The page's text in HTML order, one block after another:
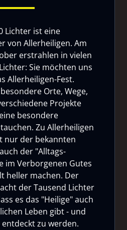
Lichter ist eine
von Allerheiligen. Am
erstrahlen in vielen
Sie möchten uns
Allerheiligen-Fest.
Orte, Wege,
Projekte
besondere
Zu Allerheiligen
nur der bekannten
der "Alltags-
im Verborgenen Gutes
heller machen. Der
der Tausend Lichter
es das "Heilige" auch
Leben gibt - und
zu werden.